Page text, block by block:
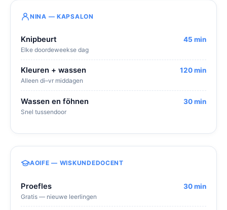
NINA — KAPSALON
Knipbeurt
Elke doordeweekse dag
45 min
Kleuren + wassen
Alleen di–vr middagen
120 min
Wassen en föhnen
Snel tussendoor
30 min
AOIFE — WISKUNDEDOCENT
Proefles
Gratis — nieuwe leerlingen
30 min